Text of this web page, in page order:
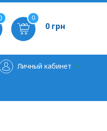
0
0 грн
Личный кабинет